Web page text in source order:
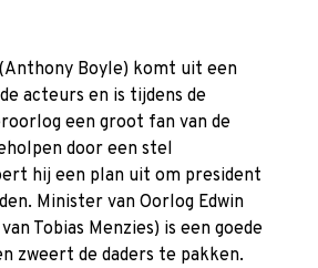
Boyle) komt uit een
acteurs en is tijdens de
een groot fan van de
door een stel
hij een plan uit om president
Minister van Oorlog Edwin
Tobias Menzies) is een goede
zweert de daders te pakken.